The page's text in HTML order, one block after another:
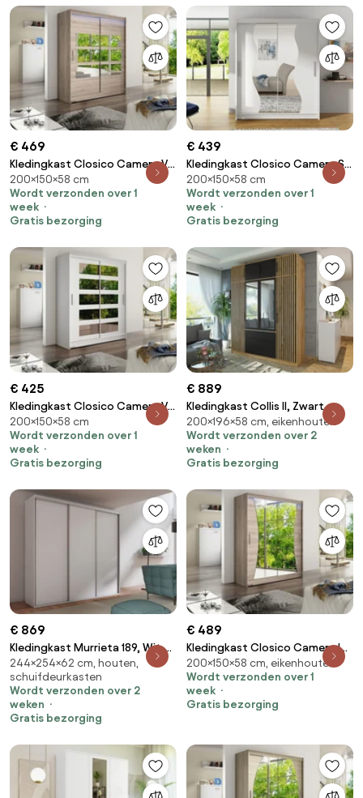
€ 469
Kledingkast Closico Camera VII,
Truffel, 200x150x58cm, 114 kg,
Kledingkast deuren: Schuivend,
Aantal planken: 5, Aantal
200×150×58 cm
Wordt verzonden over 1
week
Gratis bezorging
€ 439
Kledingkast Closico Camera S,
Wit, 200x150x58cm, 117 kg,
Kledingkast deuren: Schuivend,
Aantal planken: 5, Aantal
200×150×58 cm
Wordt verzonden over 1
week
Gratis bezorging
€ 425
Kledingkast Closico Camera V,
Wit, 200x150x58cm, 115 kg,
Kledingkast deuren: Schuivend,
Aantal planken: 5, Aantal
planken: 5
200×150×58 cm
Wordt verzonden over 1
week
Gratis bezorging
€ 889
Kledingkast Collis II, Zwart,
Wotan eik, 200x196x58cm,
Kledingkast deuren: Met
scharnieren
200×196×58 cm, eikenhouten
Wordt verzonden over 2
weken
Gratis bezorging
€ 869
Kledingkast Murrieta 189, Wit,
244x254x62cm, 191.5 kg,
Kledingkast deuren: Schuivend,
Aantal planken: 4, Aantal
planken: 4
244×254×62 cm, houten,
schuifdeurkasten
Wordt verzonden over 2
weken
Gratis bezorging
€ 489
Kledingkast Closico Camera IX,
Truffel eiken, 200x150x58cm, 119
kg, Kledingkast deuren:
Schuivend, Aantal planken: 5,
Aantal planken: 5
200×150×58 cm, eikenhouten
Wordt verzonden over 1
week
Gratis bezorging